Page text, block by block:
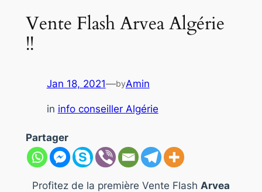
Vente Flash Arvea Algérie
!!
Jan 18, 2021—byAmin
in info conseiller Algérie
Partager
Profitez de la première Vente Flash Arvea